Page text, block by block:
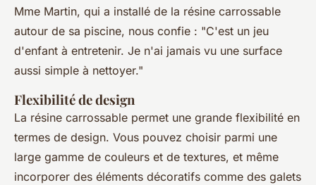
Mme Martin, qui a installé de la résine carrossable
autour de sa piscine, nous confie : "C'est un jeu
d'enfant à entretenir. Je n'ai jamais vu une surface
aussi simple à nettoyer."
Flexibilité de design
La résine carrossable permet une grande flexibilité en
termes de design. Vous pouvez choisir parmi une
large gamme de couleurs et de textures, et même
incorporer des éléments décoratifs comme des galets